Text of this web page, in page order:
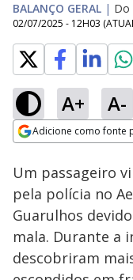
BALANÇO GERAL | Do
02/07/2025 - 12H03
A+ A-
Adicione como fonte
Ativar
Loaded
31.75%
Um passageiro
pela polícia no
Guarulhos
mala. Durante a
descobriram